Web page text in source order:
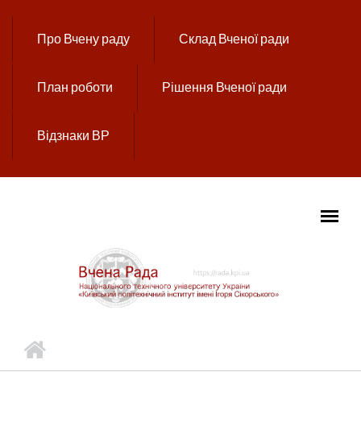
Про Вчену раду Склад Вченої ради
План роботи Рішення Вченої ради
Відзнаки ВР
ГОЛОВНЕ МЕНЮ